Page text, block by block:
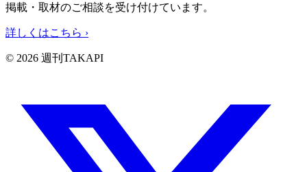
掲載・取材のご相談を受け付けています。
詳しくはこちら ›
© 2026 週刊TAKAPI